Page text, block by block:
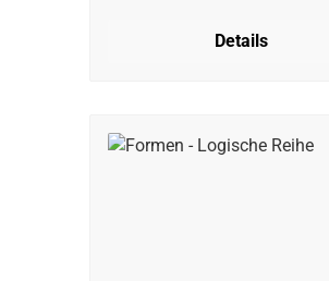
Details